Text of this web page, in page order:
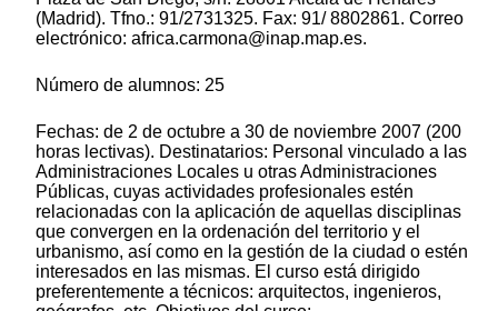
(Madrid). Tfno.: 91/2731325. Fax: 91/ 8802861. Correo
electrónico: africa.carmona@inap.map.es.
Número de alumnos: 25
Fechas: de 2 de octubre a 30 de noviembre 2007 (200
horas lectivas). Destinatarios: Personal vinculado a las
Administraciones Locales u otras Administraciones
Públicas, cuyas actividades profesionales estén
relacionadas con la aplicación de aquellas disciplinas
que convergen en la ordenación del territorio y el
urbanismo, así como en la gestión de la ciudad o estén
interesados en las mismas. El curso está dirigido
preferentemente a técnicos: arquitectos, ingenieros,